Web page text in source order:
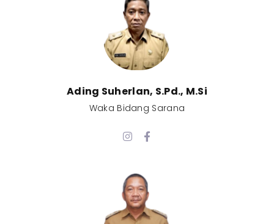
Ading Suherlan, S.Pd., M.Si​
Waka Bidang Sarana​